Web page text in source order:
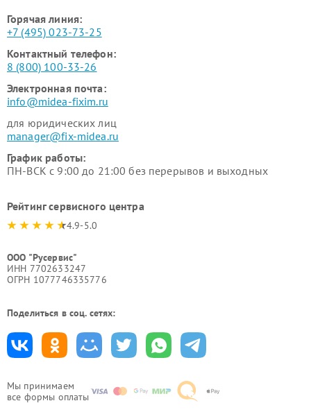
Мы принимаем
все формы оплаты
Горячая линия:
+7 (495) 023-73-25
Контактный телефон:
8 (800) 100-33-26
Электронная почта:
info@midea-fixim.ru
для юридических лиц
manager@fix-midea.ru
График работы:
ПН-ВСК с 9:00 до 21:00 без перерывов и выходных
Рейтинг сервисного центра
4.9-5.0
ООО "Русервис"
ИНН 7702633247
ОГРН 1077746335776
Поделиться в соц. сетях: